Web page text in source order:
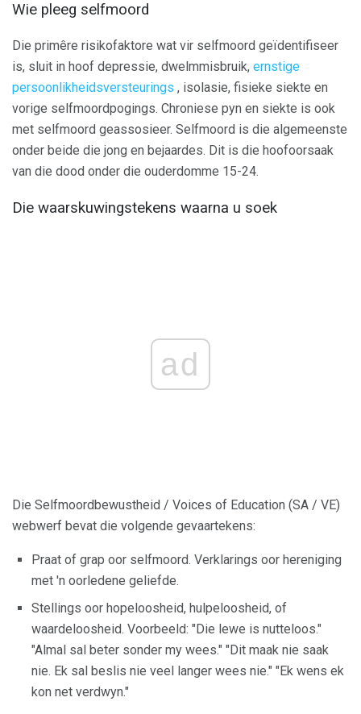
Wie pleeg selfmoord
Die primêre risikofaktore wat vir selfmoord geïdentifiseer
is, sluit in hoof depressie, dwelmmisbruik, ernstige
persoonlikheidsversteurings , isolasie, fisieke siekte en
vorige selfmoordpogings. Chroniese pyn en siekte is ook
met selfmoord geassosieer. Selfmoord is die algemeenste
onder beide die jong en bejaardes. Dit is die hoofoorsaak
van die dood onder die ouderdomme 15-24.
Die waarskuwingstekens waarna u soek
ad
Die Selfmoordbewustheid / Voices of Education (SA / VE)
webwerf bevat die volgende gevaartekens:
Praat of grap oor selfmoord. Verklarings oor hereniging
met 'n oorledene geliefde.
Stellings oor hopeloosheid, hulpeloosheid, of
waardeloosheid. Voorbeeld: "Die lewe is nutteloos."
"Almal sal beter sonder my wees." "Dit maak nie saak
nie. Ek sal beslis nie veel langer wees nie." "Ek wens ek
kon net verdwyn."